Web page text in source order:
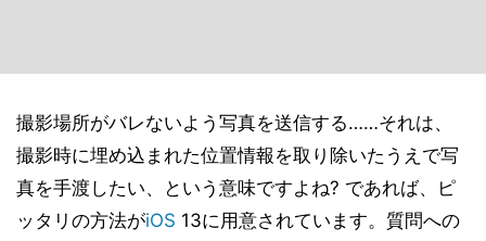
撮影場所がバレないよう写真を送信する……それは、
撮影時に埋め込まれた位置情報を取り除いたうえで写
真を手渡したい、という意味ですよね? であれば、ピ
ッタリの方法がiOS 13に用意されています。質問への